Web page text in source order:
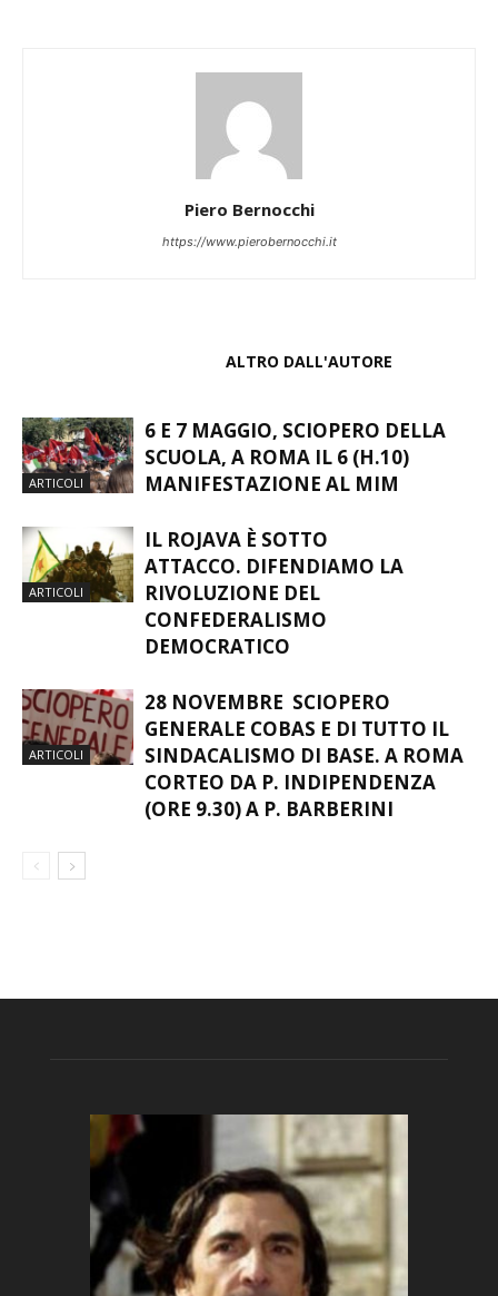
Piero Bernocchi
https://www.pierobernocchi.it
ALTRO DALL'AUTORE
ARTICOLI
6 E 7 MAGGIO, SCIOPERO DELLA
SCUOLA, A ROMA IL 6 (H.10)
MANIFESTAZIONE AL MIM
ARTICOLI
IL ROJAVA È SOTTO
ATTACCO. DIFENDIAMO LA
RIVOLUZIONE DEL
CONFEDERALISMO
DEMOCRATICO
ARTICOLI
28 NOVEMBRE SCIOPERO
GENERALE COBAS E DI TUTTO IL
SINDACALISMO DI BASE. A ROMA
CORTEO DA P. INDIPENDENZA
(ORE 9.30) A P. BARBERINI